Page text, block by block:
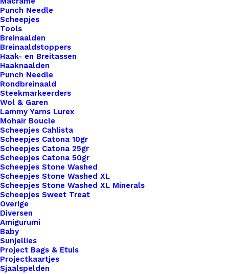
Punch Needle
Scheepjes
Tools
Breinaalden
Breinaaldstoppers
Haak- en Breitassen
Haaknaalden
Punch Needle
Rondbreinaald
Steekmarkeerders
Wol & Garen
Lammy Yarns Lurex
Mohair Boucle
Scheepjes Cahlista
Scheepjes Catona 10gr
Scheepjes Catona 25gr
Scheepjes Catona 50gr
Scheepjes Stone Washed
Scheepjes Stone Washed XL
Scheepjes Stone Washed XL Minerals
Scheepjes Sweet Treat
Overige
Diversen
Amigurumi
Baby
Sunjellies
Project Bags & Etuis
Projectkaartjes
Sjaalspelden
Artikelnummer
Categorie
Binnen 1-3 werkdagen verzonden
Veilig betalen
Unieke en kwaliteitsproducten
Overzicht
Nog meer leuks!